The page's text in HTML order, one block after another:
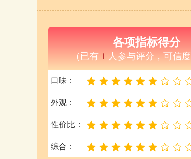
各项指标得分
（已有 1 人参与评分，可信度
口味：
外观：
性价比：
综合：